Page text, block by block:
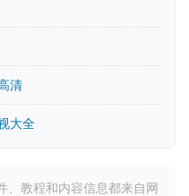
清
大全
、教程和内容信息都来自网